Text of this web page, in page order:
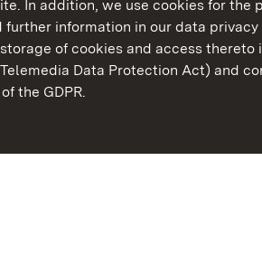
In addition, we use cookies for the
further information in our data privacy
of cookies and access thereto
Data Protection Act) and
the GDPR.